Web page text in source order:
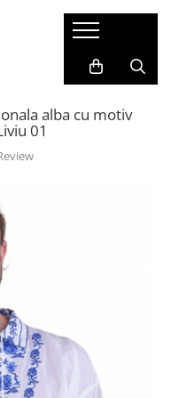
alba cu motiv
01